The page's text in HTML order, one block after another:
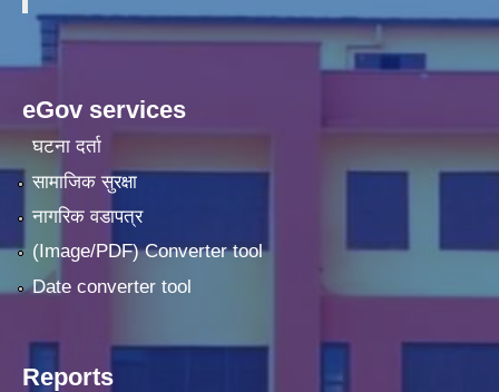
eGov services
घटना दर्ता
सामाजिक सुरक्षा
नागरिक वडापत्र
(Image/PDF) Converter tool
Date converter tool
Reports